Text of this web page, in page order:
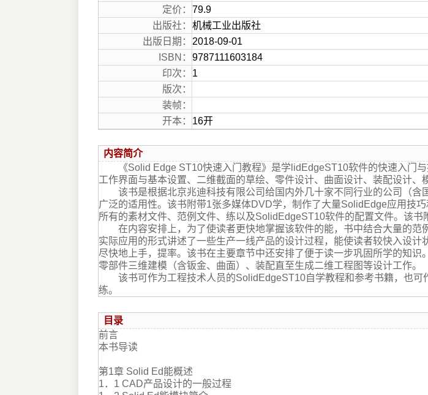
定价： 79.9
出版社： 机械工业出版社
出版日期：
2018-09-01
ISBN： 9787111603184
印次：
1
版次：
装帧：
开本：
16开
内容简介
《Solid Edge ST10快速入门教程》是学lidEdgeST10软件的快速入门
工作界面与基本设置、二维截面的草绘、零件设计、曲面设计、装配设计、
该书是根据北京兆迪科技有限公司给国内外几十家不同行业的公司（含
广泛的适用性。该书附带1张多媒体DVD学，制作了大量SolidEdge应用技
所有的素材文件、范例文件、练以及SolidEdgeST10软件的配置文件。该书
在内容安排上，为了使读者更快地掌握该软件的能，书中结合大量的范
实际应用的形式讲述了一些生产一线产品的设计过程，能使读者较快入设
尽快地上手，提率。该书在主要章节中还安排了便于读一步巩固所学的知
零部件三维建模（含钣金、曲面）、装配直至生成二维工程图等设计工作。
该书可作为工程技术人员的SolidEdgeST10自学教程和参考书籍，也可
练。
目录
前言
本书导读
第1章 Solid Ed能概述
1．1 CAD产品设计的一般过程